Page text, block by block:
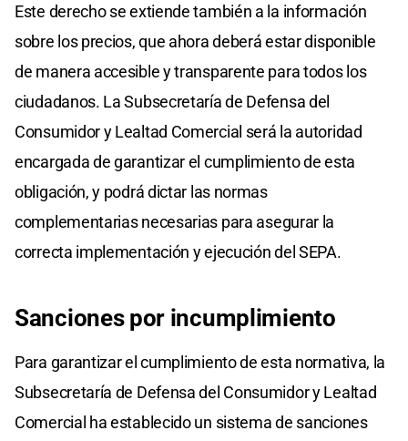
Este derecho se extiende también a la información
sobre los precios, que ahora deberá estar disponible
de manera accesible y transparente para todos los
ciudadanos. La Subsecretaría de Defensa del
Consumidor y Lealtad Comercial será la autoridad
encargada de garantizar el cumplimiento de esta
obligación, y podrá dictar las normas
complementarias necesarias para asegurar la
correcta implementación y ejecución del SEPA.
Sanciones por incumplimiento
Para garantizar el cumplimiento de esta normativa, la
Subsecretaría de Defensa del Consumidor y Lealtad
Comercial ha establecido un sistema de sanciones